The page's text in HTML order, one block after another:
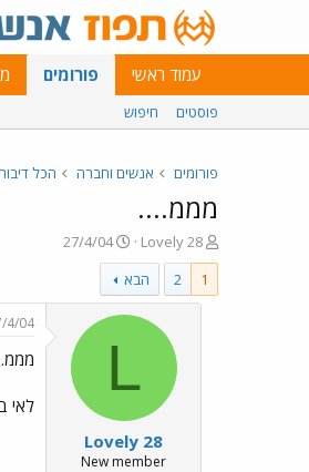
עמוד ראשי פורומים
פוסטים חיפוש
פורומים אנשים וחברה הכל
מממ....
פ
ו
ת
ח
Lovely 28
פ
ו
ר
ס
ם
י
ך
27/4/04
1
2 הבא
L
Lovely 28
New member
4/04
לאי